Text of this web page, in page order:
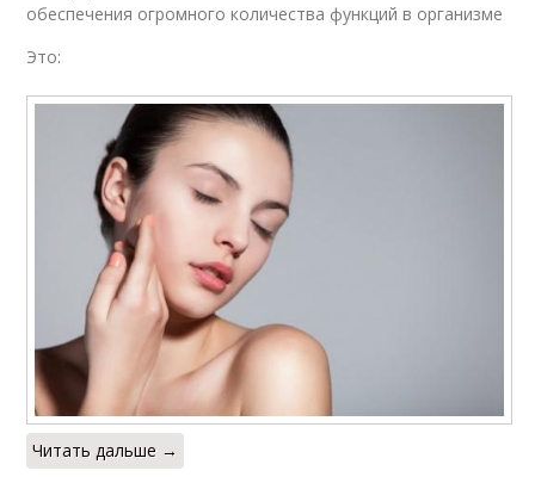
обеспечения огромного количества функций в организме
Это:
Читать дальше →